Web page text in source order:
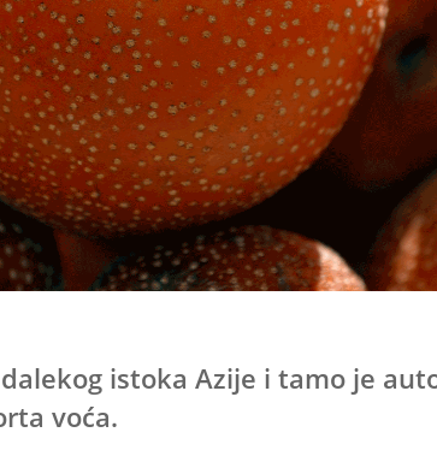
istoka Azije i tamo je
voća.